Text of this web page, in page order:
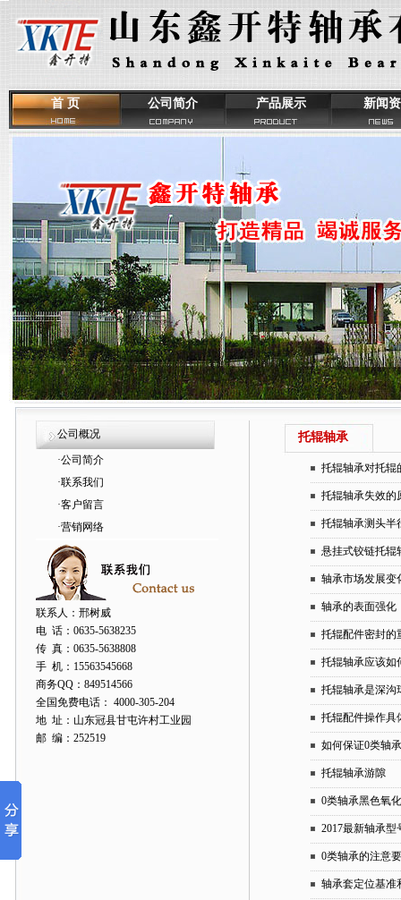
首 页 公司简介 产品展示 新闻
公司概况
·公司简介
·联系我们
·客户留言
·营销网络
联系人：邢树威
电 话：0635-5638235
传 真：0635-5638808
手 机：15563545668
商务QQ：849514566
全国免费电话： 4000-305-204
地 址：山东冠县甘屯许村工业园
邮 编：252519
托辊轴承
托辊轴承对托辊
托辊轴承失效的
托辊轴承测头半
悬挂式铰链托辊
轴承市场发展变
轴承的表面强化
托辊配件密封的
托辊轴承应该如
托辊轴承是深沟
托辊配件操作具
如何保证0类轴
托辊轴承游隙
0类轴承黑色氧
2017最新轴承型
0类轴承的注意
轴承套定位基准